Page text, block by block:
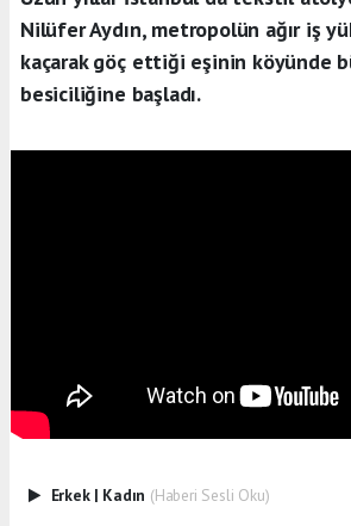
Nilüfer Aydın, metropolün ağır iş
kaçarak göç ettiği eşinin köyünde
besiciliğine başladı.
Erkek | Kadın (Haberi Sesli Oku)